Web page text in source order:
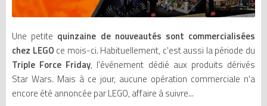
Une petite quinzaine de nouveautés sont commercialisées
chez LEGO ce mois-ci. Habituellement, c'est aussi la période du
Triple Force Friday, l'événement dédié aux produits dérivés
Star Wars. Mais à ce jour, aucune opération commerciale n'a
encore été annoncée par LEGO, affaire à suivre...